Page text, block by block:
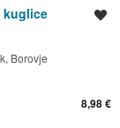
kuglice
Borovje
8,98 €